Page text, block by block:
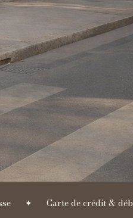
✦      Carte de crédit &